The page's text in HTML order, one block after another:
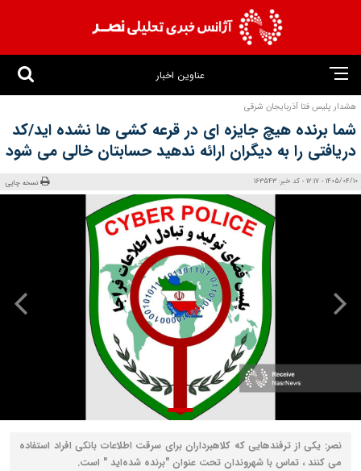
عناوین اخبار
هشدار پلیس فتا آذربایجان شرقی
شما برنده هیچ جایزه ای در قرعه کشی ها نشده اید/کد
دریافتی را به دیگران ارائه ندهید حسابتان خالی می شود
1405/04/10 - 12:17 - کد خبر: 163543 نسخه چاپی
نصر: یکی از ترفندهایی که کلاهبرداران برای سرقت اطلاعات بانکی افراد استفاده
می کنند ، تماس با شهروندان تحت عنوان "برنده شده‌اید " است.